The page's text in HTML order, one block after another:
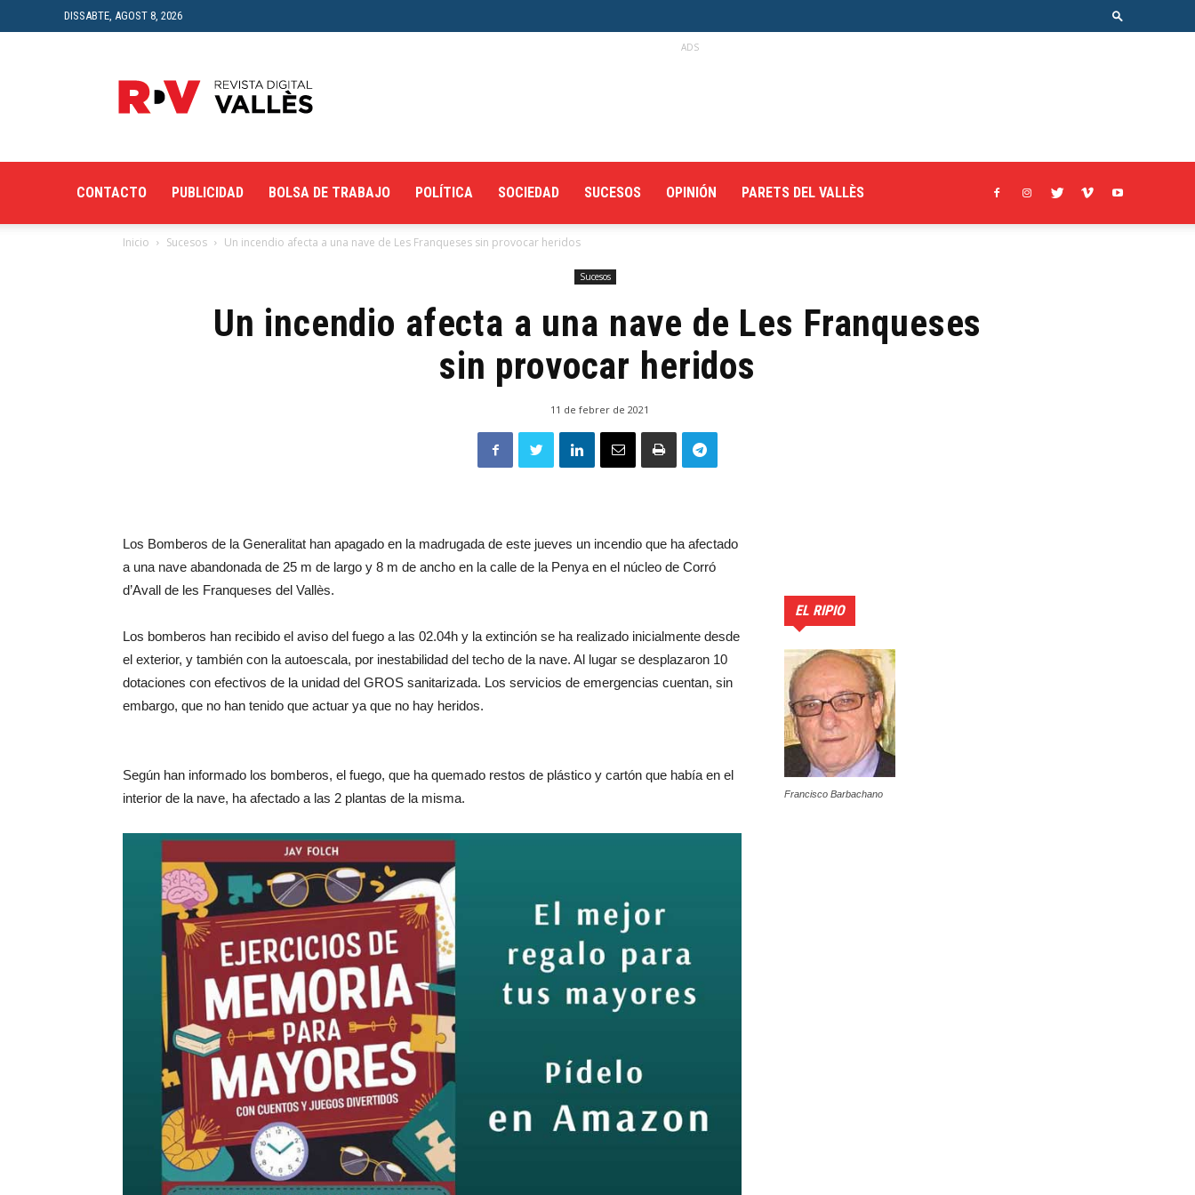
DISSABTE, AGOST 8, 2026
Digital
del
ADS
CONTACTO PUBLICIDAD BOLSA DE TRABAJO POLÍTICA SOCIEDAD SUCESOS OPINIÓN PARETS DEL VALLÈS
Inicio Sucesos Un incendio afecta a una nave de Les Franqueses sin provocar heridos
Sucesos
Un incendio afecta a una nave de Les Franqueses
sin provocar heridos
11 de febrer de 2021
Los Bomberos de la Generalitat han apagado en la madrugada de este jueves un incendio que ha afectado
a una nave abandonada de 25 m de largo y 8 m de ancho en la calle de la Penya en el núcleo de Corró
d’Avall de les Franqueses del Vallès.
Los bomberos han recibido el aviso del fuego a las 02.04h y la extinción se ha realizado inicialmente desde
el exterior, y también con la autoescala, por inestabilidad del techo de la nave. Al lugar se desplazaron 10
dotaciones con efectivos de la unidad del GROS sanitarizada. Los servicios de emergencias cuentan, sin
embargo, que no han tenido que actuar ya que no hay heridos.
Según han informado los bomberos, el fuego, que ha quemado restos de plástico y cartón que había en el
interior de la nave, ha afectado a las 2 plantas de la misma.
EL RIPIO
Francisco Barbachano